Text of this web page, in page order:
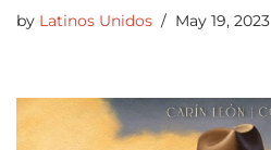
by Latinos Unidos May 19, 2023